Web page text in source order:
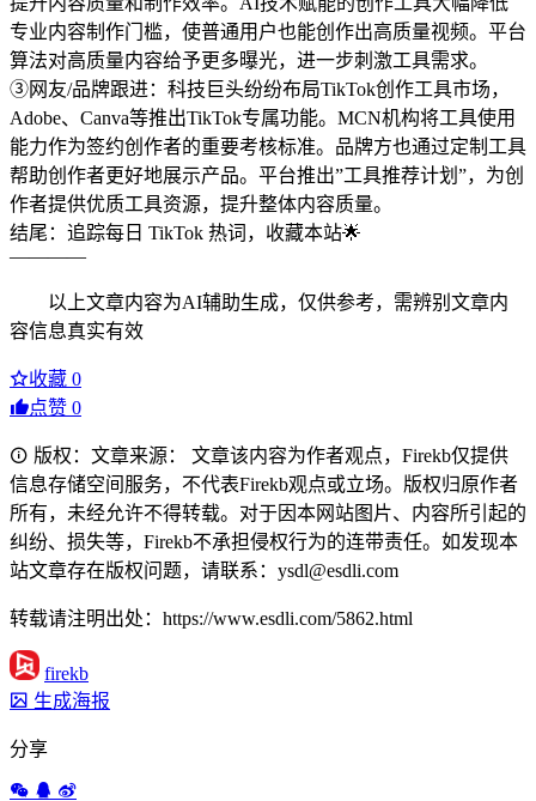
专业内容制作门槛，使普通用户也能创作出高质量视频。平台
算法对高质量内容给予更多曝光，进一步刺激工具需求。
③网友/品牌跟进：科技巨头纷纷布局TikTok创作工具市场，
Adobe、Canva等推出TikTok专属功能。MCN机构将工具使用
能力作为签约创作者的重要考核标准。品牌方也通过定制工具
帮助创作者更好地展示产品。平台推出”工具推荐计划”，为创
作者提供优质工具资源，提升整体内容质量。
结尾：追踪每日 TikTok 热词，收藏本站🌟
————
以上文章内容为AI辅助生成，仅供参考，需辨别文章内
容信息真实有效
收藏 0
点赞 0
版权：文章来源： 文章该内容为作者观点，Firekb仅提供
信息存储空间服务，不代表Firekb观点或立场。版权归原作者
所有，未经允许不得转载。对于因本网站图片、内容所引起的
纠纷、损失等，Firekb不承担侵权行为的连带责任。如发现本
站文章存在版权问题，请联系：ysdl@esdli.com
转载请注明出处：https://www.esdli.com/5862.html
firekb
生成海报
分享